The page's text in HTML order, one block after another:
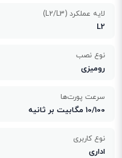
لایه عملکرد (L2/L3)
L2
نوع نصب
رومیزی
سرعت پورت‌ها
10/100 مگابیت بر ثانیه
نوع کاربری
اداری